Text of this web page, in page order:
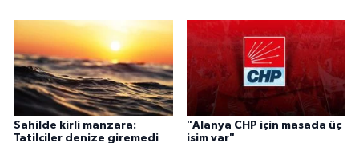
Sahilde kirli manzara:
Tatilciler denize giremedi
"Alanya CHP için masada üç
isim var"